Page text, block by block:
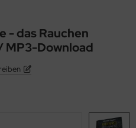
- das Rauchen
Download